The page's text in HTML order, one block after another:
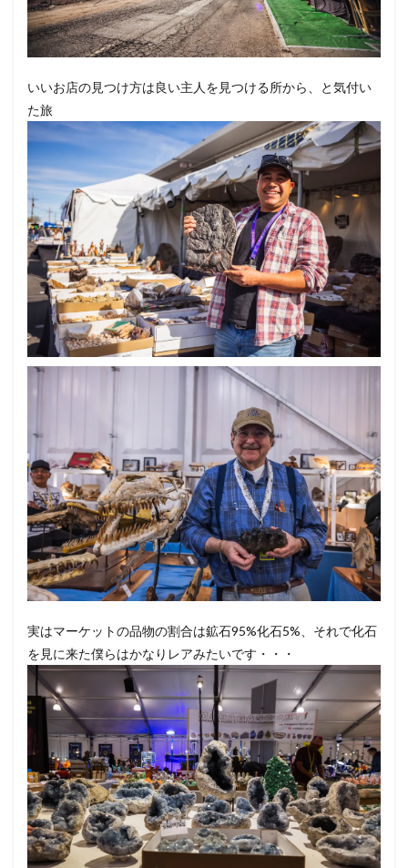
いいお店の見つけ方は良い主人を見つける所から、と気付い
た旅
実はマーケットの品物の割合は鉱石95%化石5%、それで化石
を見に来た僕らはかなりレアみたいです・・・